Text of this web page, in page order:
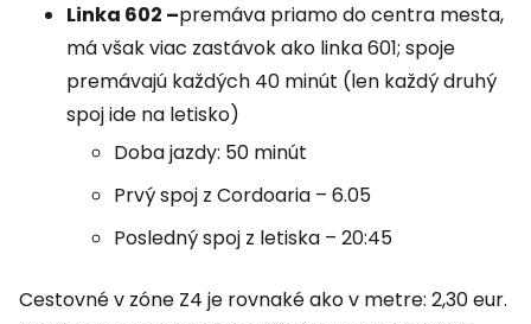
Linka 602 –premáva priamo do centra mesta,
má však viac zastávok ako linka 601; spoje
premávajú každých 40 minút (len každý druhý
spoj ide na letisko)
Doba jazdy: 50 minút
Prvý spoj z Cordoaria – 6.05
Posledný spoj z letiska – 20:45
Cestovné v zóne Z4 je rovnaké ako v metre: 2,30 eur.